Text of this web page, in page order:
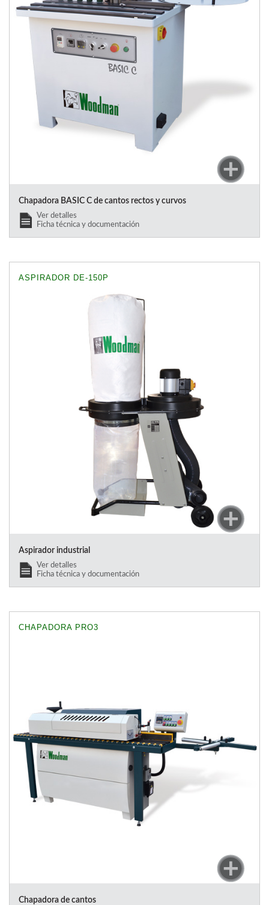
Chapadora BASIC C de cantos rectos y curvos
Ver detalles
Ficha técnica y documentación
ASPIRADOR DE-150P
Aspirador industrial
Ver detalles
Ficha técnica y documentación
CHAPADORA PRO3
Chapadora de cantos